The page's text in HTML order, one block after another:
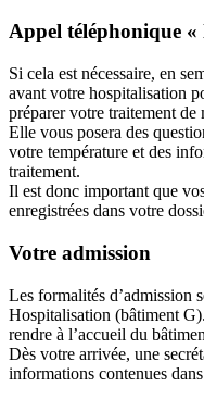
Appel téléphonique «
Si cela est nécessaire, en
avant votre hospitalisation
préparer votre traitement de
Elle vous posera des
votre température et des
traitement.
Il est donc important que
enregistrées dans votre
Votre admission
Les formalités d’admission
Hospitalisation (bâtiment
rendre à l’accueil du
Dès votre arrivée, une
informations contenues